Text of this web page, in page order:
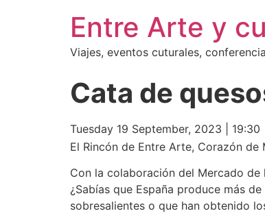
Entre Arte y
Viajes, eventos cuturales,
Cata de
Tuesday 19 September, 2023
19:30
El Rincón de Entre Arte, Corazón de
Con la colaboración del Mercado de
¿Sabías que España produce más
sobresalientes o que han obtenido